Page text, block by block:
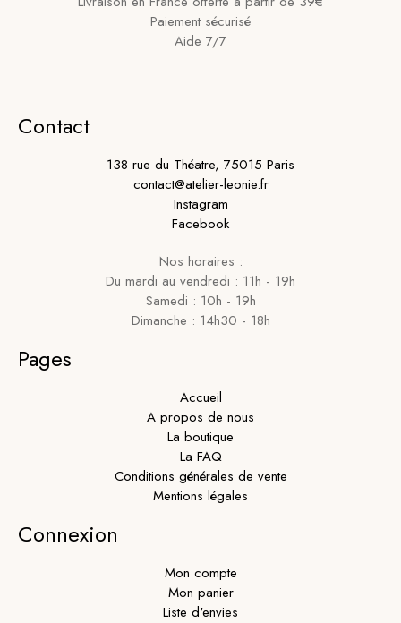
Paiement sécurisé
Aide 7/7
Contact
138 rue du Théatre, 75015 Paris
contact@atelier-leonie.fr
Instagram
Facebook
Nos horaires :
Du mardi au vendredi : 11h - 19h
Samedi : 10h - 19h
Dimanche : 14h30 - 18h
Pages
Accueil
A propos de nous
La boutique
La FAQ
Conditions générales de vente
Mentions légales
Connexion
Mon compte
Mon panier
Liste d'envies